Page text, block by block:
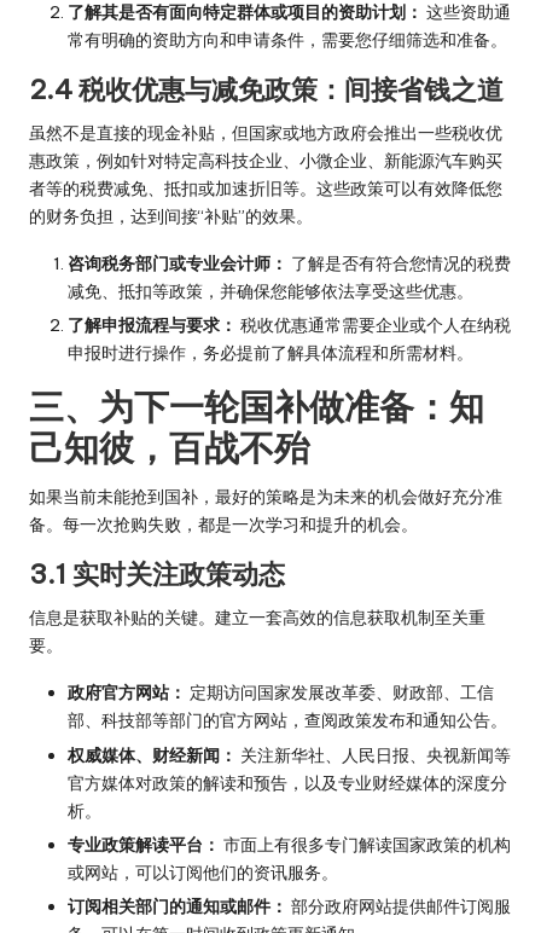
了解其是否有面向特定群体或项目的资助计划： 这些资助通
常有明确的资助方向和申请条件，需要您仔细筛选和准备。
2.4 税收优惠与减免政策：间接省钱之道
虽然不是直接的现金补贴，但国家或地方政府会推出一些税收优
惠政策，例如针对特定高科技企业、小微企业、新能源汽车购买
者等的税费减免、抵扣或加速折旧等。这些政策可以有效降低您
的财务负担，达到间接“补贴”的效果。
咨询税务部门或专业会计师： 了解是否有符合您情况的税费
减免、抵扣等政策，并确保您能够依法享受这些优惠。
了解申报流程与要求： 税收优惠通常需要企业或个人在纳税
申报时进行操作，务必提前了解具体流程和所需材料。
三、为下一轮国补做准备：知
己知彼，百战不殆
如果当前未能抢到国补，最好的策略是为未来的机会做好充分准
备。每一次抢购失败，都是一次学习和提升的机会。
3.1 实时关注政策动态
信息是获取补贴的关键。建立一套高效的信息获取机制至关重
要。
政府官方网站： 定期访问国家发展改革委、财政部、工信
部、科技部等部门的官方网站，查阅政策发布和通知公告。
权威媒体、财经新闻： 关注新华社、人民日报、央视新闻等
官方媒体对政策的解读和预告，以及专业财经媒体的深度分
析。
专业政策解读平台： 市面上有很多专门解读国家政策的机构
或网站，可以订阅他们的资讯服务。
订阅相关部门的通知或邮件： 部分政府网站提供邮件订阅服